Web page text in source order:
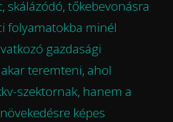
skálázódó, tőkebevonásra
folyamatokba minél
gazdasági
teremteni, ahol
szektornak, hanem a
képes